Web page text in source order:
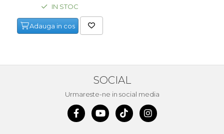
IN STOC
Adauga in cos
SOCIAL
Urmareste-ne in social media